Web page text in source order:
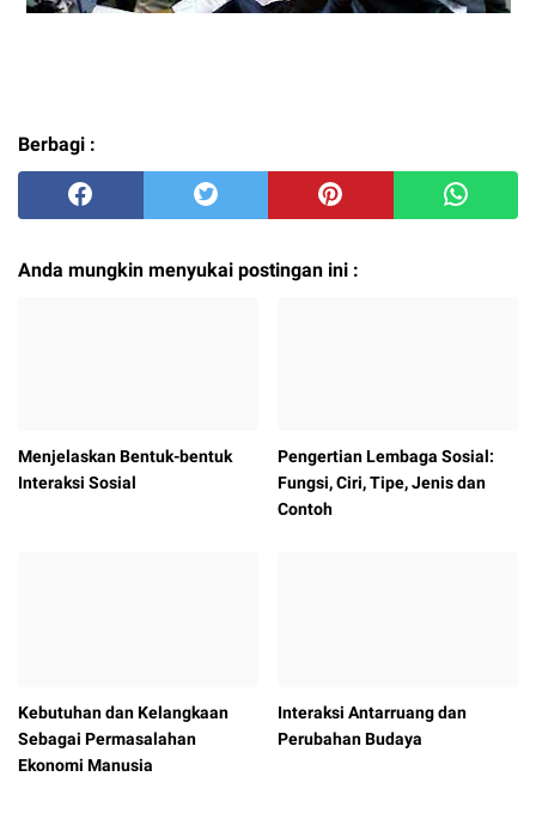
Berbagi :
Anda mungkin menyukai postingan ini :
Menjelaskan Bentuk-bentuk
Interaksi Sosial
Pengertian Lembaga Sosial:
Fungsi, Ciri, Tipe, Jenis dan
Contoh
Kebutuhan dan Kelangkaan
Sebagai Permasalahan
Ekonomi Manusia
Interaksi Antarruang dan
Perubahan Budaya